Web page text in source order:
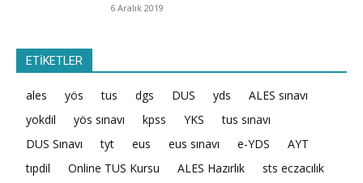
6 Aralık 2019
ETİKETLER
ales yös tus dgs DUS yds
ALES sınavı
yokdil
yös sınavı kpss YKS
tus sınavı
DUS Sınavı
tyt eus eus sınavı e-YDS
AYT
tıpdil
Online TUS Kursu ALES Hazırlık
sts eczacılık